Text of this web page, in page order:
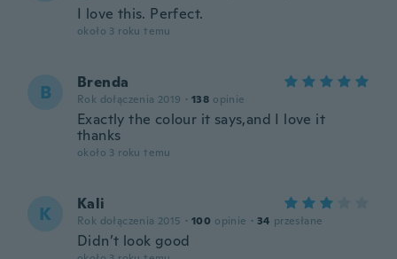
I love this. Perfect.
około 3 roku temu
B Brenda
Rok dołączenia 2019 · 138 opinie
Exactly the colour it says,and I love it
thanks
około 3 roku temu
K Kali
Rok dołączenia 2015 · 100 opinie · 34 przesłane
Didn’t look good